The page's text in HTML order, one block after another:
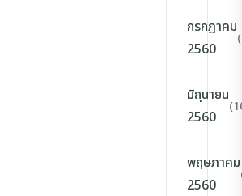
กรกฎาคม
2560
มิถุนายน
2560
พฤษภาคม
2560